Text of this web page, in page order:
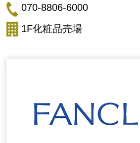
070-8806-6000
1F化粧品売場